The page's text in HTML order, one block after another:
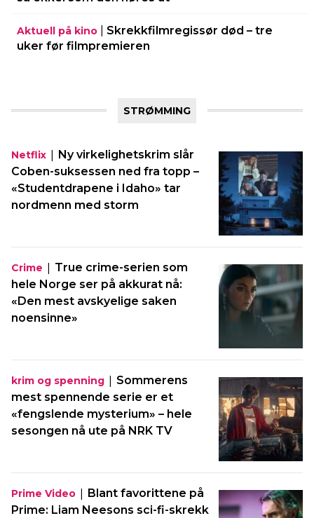
Aktuell på kino
Skrekkfilmregissør død – tre
uker før filmpremieren
STRØMMING
Netflix | Ny virkelighetskrim slår
Coben-suksessen ned fra topp –
«Studentdrapene i Idaho» tar
nordmenn med storm
Crime | True crime-serien som
hele Norge ser på akkurat nå:
«Den mest avskyelige saken
noensinne»
krim og spenning | Sommerens
mest spennende serie er et
«fengslende mysterium» – hele
sesongen nå ute på NRK TV
Prime Video | Blant favorittene på
Prime: Liam Neesons sci-fi-skrekk